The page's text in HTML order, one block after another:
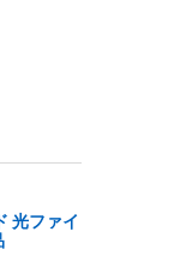
光ファイ